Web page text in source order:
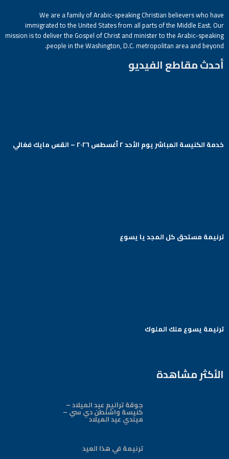
We are a family of Arabic-speaking Christian believers who have
immigrated to the United States from all parts of the Middle East. Our
mission is to deliver the Gospel of Christ and minister to the Arabic-speaking
people in the Washington, D.C. metropolitan area and beyond.
أحدث مقاطع الفيديو
خدمة الكنيسة المباشر يوم الأحد ٢ أغسطس ٢٠٢٦ – القس مايك فغالي
ترنيمة مستحق كل المجد يا يسوع
ترنيمة يسوع ملك الملوك
الأكثر مشاهدة
جوقة ترانيم عيد الميلاد –
كنيسة واشنطن دي سي –
ميلدي عيد الميلاد
ترنيمة في هذا العيد